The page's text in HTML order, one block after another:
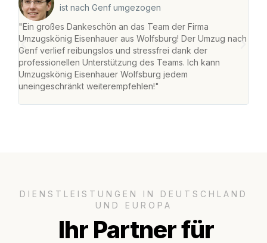
ist nach Genf umgezogen
"Ein großes Dankeschön an das Team der Firma
Umzugskönig Eisenhauer aus Wolfsburg! Der Umzug nach
Genf verlief reibungslos und stressfrei dank der
professionellen Unterstützung des Teams. Ich kann
Umzugskönig Eisenhauer Wolfsburg jedem
uneingeschränkt weiterempfehlen!"
DIENSTLEISTUNGEN IN DEUTSCHLAND
UND EUROPA
Ihr Partner für